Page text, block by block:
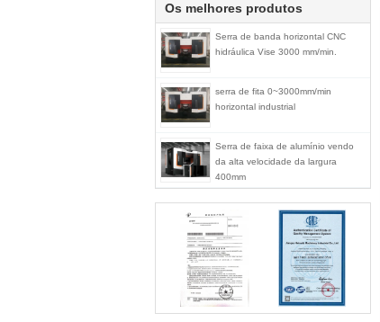
Os melhores produtos
Serra de banda horizontal CNC
hidráulica Vise 3000 mm/min.
serra de fita 0~3000mm/min
horizontal industrial
Serra de faixa de alumínio vendo
da alta velocidade da largura
400mm